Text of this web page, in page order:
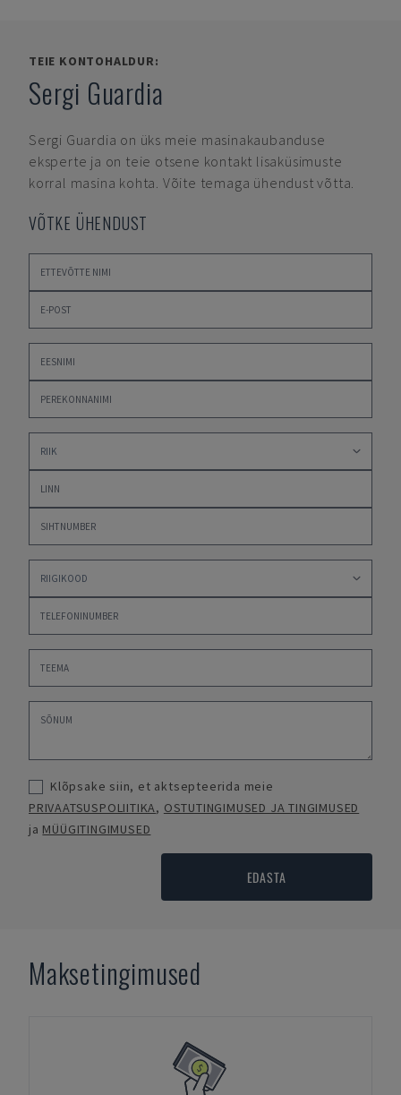
TEIE KONTOHALDUR:
Sergi Guardia
Sergi Guardia on üks meie masinakaubanduse
eksperte ja on teie otsene kontakt lisaküsimuste
korral masina kohta. Võite temaga ühendust võtta.
VÕTKE ÜHENDUST
Klõpsake siin, et aktsepteerida meie
PRIVAATSUSPOLIITIKA, OSTUTINGIMUSED JA TINGIMUSED
ja MÜÜGITINGIMUSED
EDASTA
Maksetingimused